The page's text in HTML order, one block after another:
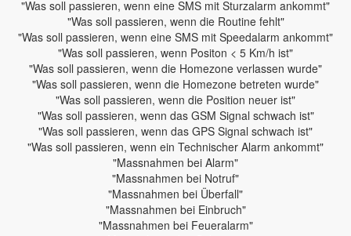
"Was soll passieren, wenn eine SMS mit Sturzalarm ankommt"
"Was soll passieren, wenn die Routine fehlt"
"Was soll passieren, wenn eine SMS mit Speedalarm ankommt"
"Was soll passieren, wenn Positon < 5 Km/h ist"
"Was soll passieren, wenn die Homezone verlassen wurde"
"Was soll passieren, wenn die Homezone betreten wurde"
"Was soll passieren, wenn die Position neuer ist"
"Was soll passieren, wenn das GSM Signal schwach ist"
"Was soll passieren, wenn das GPS Signal schwach ist"
"Was soll passieren, wenn ein Technischer Alarm ankommt"
"Massnahmen bei Alarm"
"Massnahmen bei Notruf"
"Massnahmen bei Überfall"
"Massnahmen bei Einbruch"
"Massnahmen bei Feueralarm"